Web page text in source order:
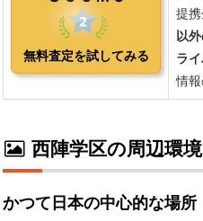
西陣学区の周辺環境
かつて日本の中心的な場所